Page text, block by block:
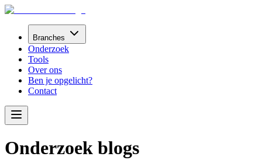
Branches
Onderzoek
Tools
Over ons
Ben je opgelicht?
Contact
Onderzoek blogs